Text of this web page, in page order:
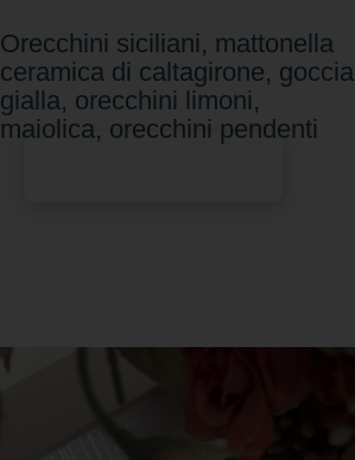
Orecchini siciliani, mattonella
ceramica di caltagirone, goccia
gialla, orecchini limoni,
maiolica, orecchini pendenti